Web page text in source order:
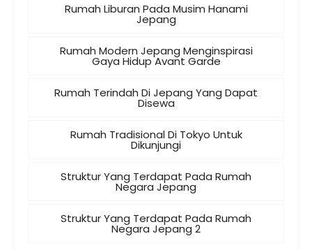
Rumah Liburan Pada Musim Hanami
Jepang
Rumah Modern Jepang Menginspirasi
Gaya Hidup Avant Garde
Rumah Terindah Di Jepang Yang Dapat
Disewa
Rumah Tradisional Di Tokyo Untuk
Dikunjungi
Struktur Yang Terdapat Pada Rumah
Negara Jepang
Struktur Yang Terdapat Pada Rumah
Negara Jepang 2